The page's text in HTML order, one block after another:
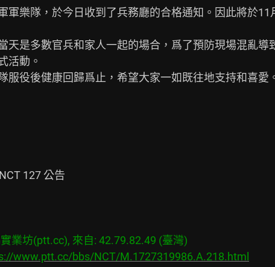
軍樂隊，於今日收到了兵務廳的合格通知。因此將於11
天是多數官兵和家人一起的場合，爲了預防現場混亂導
活動。
服役後健康回歸爲止，希望大家一如既往地支持和喜愛
127 公告
業坊(ptt.cc), 來自: 42.79.82.49 (臺灣)
www.ptt.cc/bbs/NCT/M.1727319986.A.218.html